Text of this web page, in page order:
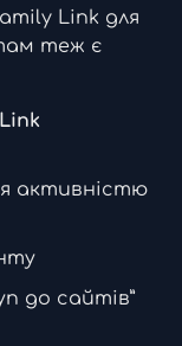
Link для
теж є
активністю
до сайтів”